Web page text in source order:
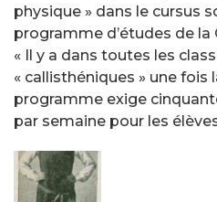
physique » dans le cursus
programme d’études de
« Il y a dans toutes les
« callisthéniques » une fois
programme exige
par semaine pour les